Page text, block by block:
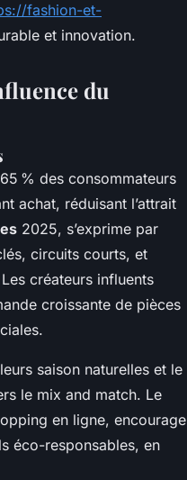
fashion-et-
et innovation.
du
% des consommateurs
achat, réduisant l’attrait
2025, s’exprime par
circuits courts, et
créateurs influents
croissante de pièces
saison naturelles et le
le mix and match. Le
en ligne, encourage
éco-responsables, en